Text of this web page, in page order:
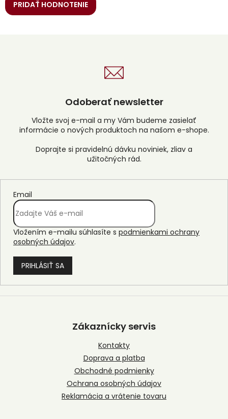
PRIDAŤ HODNOTENIE
Odoberať newsletter
Vložte svoj e-mail a my Vám budeme zasielať
informácie o nových produktoch na našom e-shope.
Email
Vložením e-mailu súhlasíte s podmienkami ochrany
osobných údajov.
PRIHLÁSIŤ SA
Z
Zákaznícky servis
Kontakty
Doprava a platba
Obchodné podmienky
Ochrana osobných údajov
Reklamácia a vrátenie tovaru